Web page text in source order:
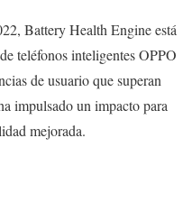
Battery Health Engine está
teléfonos inteligentes OPPO
de usuario que superan
impulsado un impacto para
mejorada.